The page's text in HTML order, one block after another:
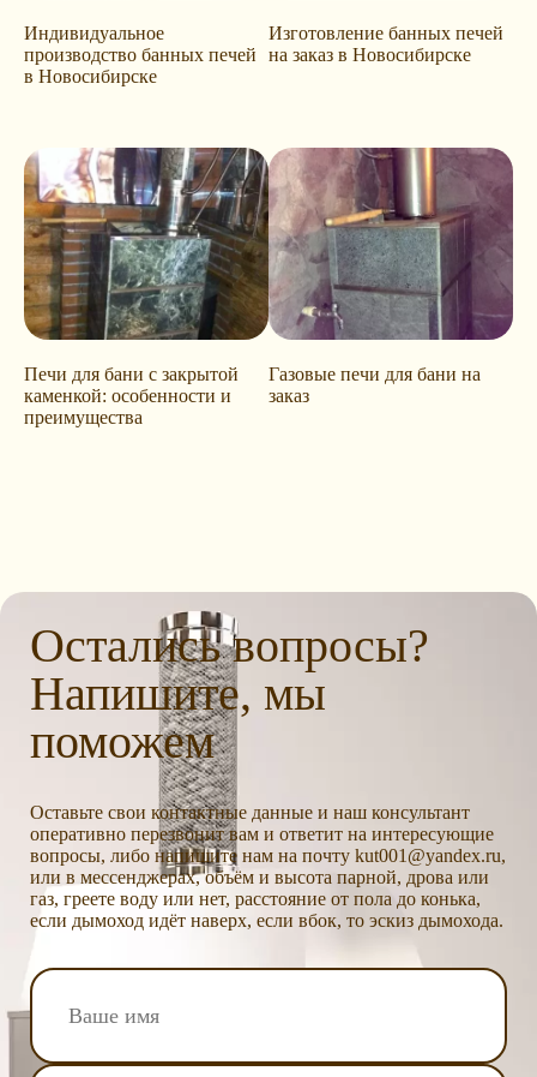
Индивидуальное
производство банных печей
в Новосибирске
Изготовление банных печей
на заказ в Новосибирске
Печи для бани с закрытой
каменкой: особенности и
преимущества
Газовые печи для бани на
заказ
Остались вопросы?
Напишите, мы
поможем
Оставьте свои контактные данные и наш консультант
оперативно перезвонит вам и ответит на интересующие
вопросы, либо напишите нам на почту kut001@yandex.ru,
или в мессенджерах, объём и высота парной, дрова или
газ, греете воду или нет, расстояние от пола до конька,
если дымоход идёт наверх, если вбок, то эскиз дымохода.